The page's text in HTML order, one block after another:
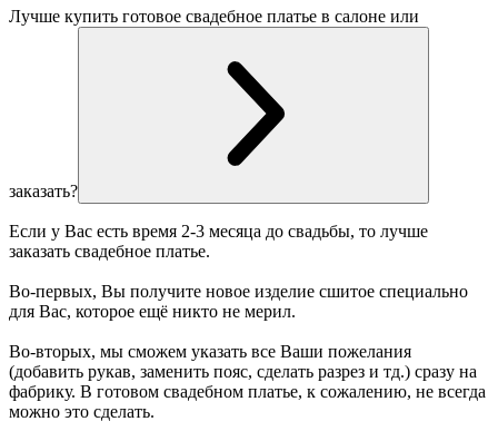
Лучше купить готовое свадебное платье в салоне или
заказать?
Если у Вас есть время 2-3 месяца до свадьбы, то лучше
заказать свадебное платье.
Во-первых, Вы получите новое изделие сшитое специально
для Вас, которое ещё никто не мерил.
Во-вторых, мы сможем указать все Ваши пожелания
(добавить рукав, заменить пояс, сделать разрез и тд.) сразу на
фабрику. В готовом свадебном платье, к сожалению, не всегда
можно это сделать.